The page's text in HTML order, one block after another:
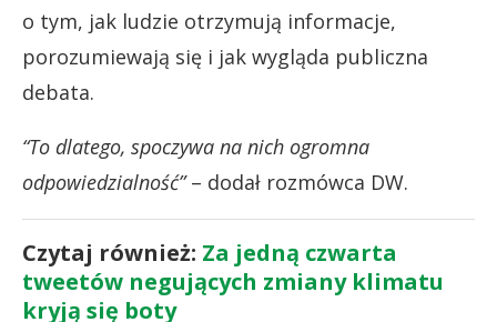
o tym, jak ludzie otrzymują informacje,
porozumiewają się i jak wygląda publiczna
debata.
“To dlatego, spoczywa na nich ogromna
odpowiedzialność”– dodał rozmówca DW.
Czytaj również: Za jedną czwarta
tweetów negujących zmiany klimatu
kryją się boty